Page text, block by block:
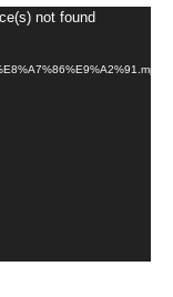
not found